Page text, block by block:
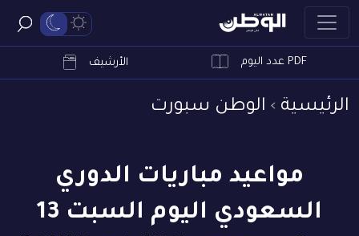
PDF عدد اليوم الأرشيف
الرئيسية الوطن سبورت
مواعيد مباريات الدوري
السعودي اليوم السبت 13